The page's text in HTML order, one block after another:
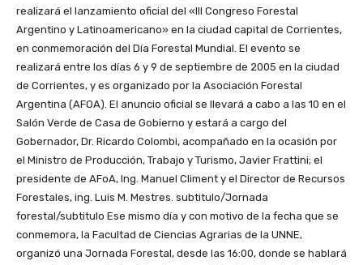
realizará el lanzamiento oficial del «III Congreso Forestal
Argentino y Latinoamericano» en la ciudad capital de Corrientes,
en conmemoración del Día Forestal Mundial. El evento se
realizará entre los días 6 y 9 de septiembre de 2005 en la ciudad
de Corrientes, y es organizado por la Asociación Forestal
Argentina (AFOA). El anuncio oficial se llevará a cabo a las 10 en el
Salón Verde de Casa de Gobierno y estará a cargo del
Gobernador, Dr. Ricardo Colombi, acompañado en la ocasión por
el Ministro de Producción, Trabajo y Turismo, Javier Frattini; el
presidente de AFoA, Ing. Manuel Climent y el Director de Recursos
Forestales, ing. Luis M. Mestres. subtitulo/Jornada
forestal/subtitulo Ese mismo día y con motivo de la fecha que se
conmemora, la Facultad de Ciencias Agrarias de la UNNE,
organizó una Jornada Forestal, desde las 16:00, donde se hablará